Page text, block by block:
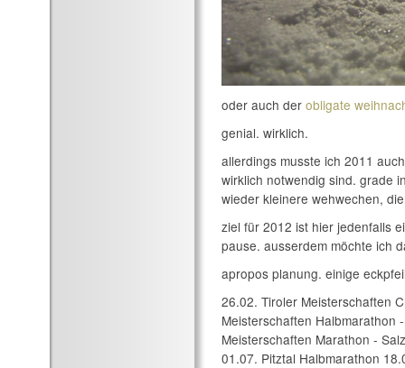
oder auch der obligate
genial. wirklich.
allerdings musste ich 2011
wirklich notwendig sind. grade
wieder kleinere wehwechen,
ziel für 2012 ist hier jedenfalls
pause. ausserdem möchte ich
apropos planung. einige
26.02. Tiroler Meisterschaften
Meisterschaften Halbmarathon
Meisterschaften Marathon -
01.07. Pitztal Halbmarathon